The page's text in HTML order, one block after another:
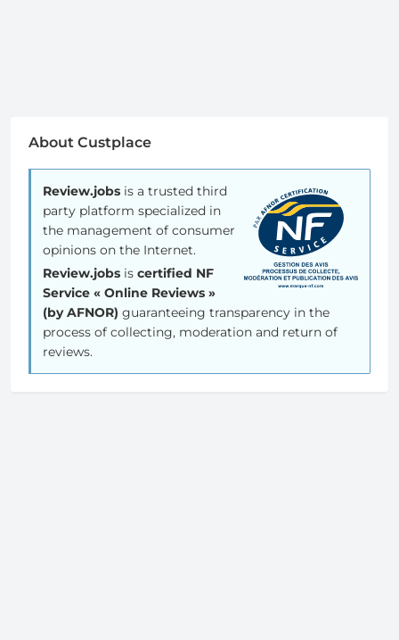
About Custplace
Review.jobs is a trusted third
party platform specialized in
the management of consumer
opinions on the Internet.
Review.jobs is certified NF
Service « Online Reviews »
(by AFNOR) guaranteeing transparency in the
process of collecting, moderation and return of
reviews.